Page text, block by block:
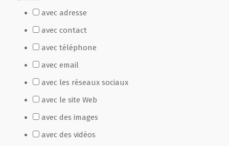
avec adresse
avec contact
avec téléphone
avec email
avec les réseaux sociaux
avec le site Web
avec des images
avec des vidéos
Fête Marché Paysan
Partenaires